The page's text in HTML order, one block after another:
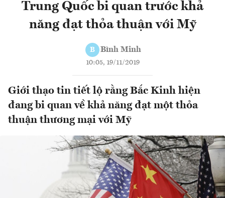
Trung Quốc bi quan trước khả
năng đạt thỏa thuận với Mỹ
B Bình Minh
10:05, 19/11/2019
Giới thạo tin tiết lộ rằng Bắc Kinh hiện
đang bi quan về khả năng đạt một thỏa
thuận thương mại với Mỹ